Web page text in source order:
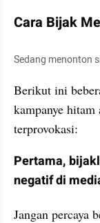
Cara Bijak
Sedang menonton
Berikut ini
kampanye
terprovokasi:
Pertama,
negatif di
Jangan percaya